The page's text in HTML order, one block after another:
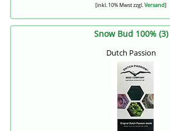
[inkl. 10% Mwst zzgl.Versand]
Snow Bud 100% (3)
Dutch Passion